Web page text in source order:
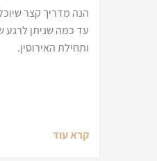
הנה מדריך קצר
עד כמה שניתן לרגע
ותחילת האירוסין.
קרא עוד